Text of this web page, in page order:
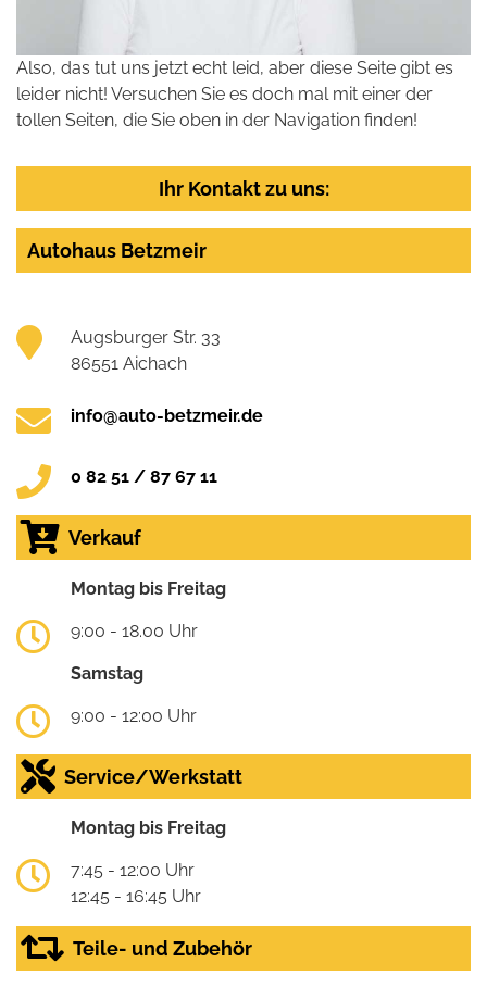
Also, das tut uns jetzt echt leid, aber diese Seite gibt es
leider nicht! Versuchen Sie es doch mal mit einer der
tollen Seiten, die Sie oben in der Navigation finden!
Ihr Kontakt zu uns:
Autohaus Betzmeir
Augsburger Str. 33
86551 Aichach
info@auto-betzmeir.de
0 82 51 / 87 67 11
Verkauf
Montag bis Freitag
9:00 - 18.00 Uhr
Samstag
9:00 - 12:00 Uhr
Service/Werkstatt
Montag bis Freitag
7:45 - 12:00 Uhr
12:45 - 16:45 Uhr
Teile- und Zubehör